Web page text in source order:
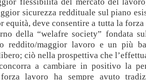
flessibilità del mercato del
sicurezza reddituale sul piano
equità, deve consentire a tutta la
della “welafre society” fondata
reddito/maggior lavoro e un più
ciò nella prospettiva che
a cambiare in positivo la
forza lavoro ha sempre avuto